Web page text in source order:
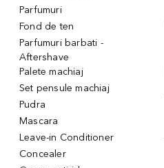
Parfumuri
Fond de ten
Parfumuri barbati -
Aftershave
Palete machiaj
Set pensule machiaj
Pudra
Mascara
Leave-in Conditioner
Concealer